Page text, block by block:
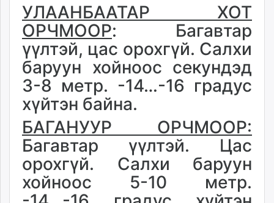
УЛААНБААТАР ХОТ
ОРЧМООР: Багавтар
үүлтэй, цас орохгүй. Салхи
баруун хойноос секундэд
3-8 метр. -14…-16 градус
хүйтэн байна.
БАГАНУУР ОРЧМООР:
Багавтар үүлтэй. Цас
орохгүй. Салхи баруун
хойноос 5-10 метр.